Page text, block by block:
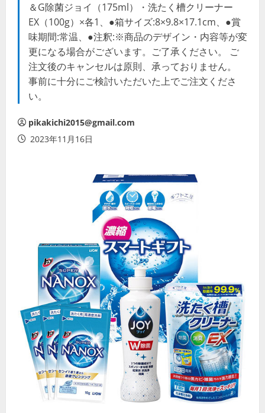
＆G除菌ジョイ（175ml）・洗たく槽クリーナー
EX（100g）×各1、●箱サイズ:8×9.8×17.1cm、●賞
味期間:常温、●注釈:※商品のデザイン・内容等が変
更になる場合がございます。ご了承ください。 ご
注文後のキャンセルは原則、承っておりません。
事前に十分にご検討いただいた上でご注文くださ
い。
pikakichi2015@gmail.com
2023年11月16日